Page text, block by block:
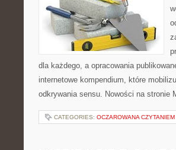
dla każdego, a opracowania
internetowe kompendium, które
odkrywania sensu. Nowości na
CATEGORIES: OCZAROWANA CZYTANIEM